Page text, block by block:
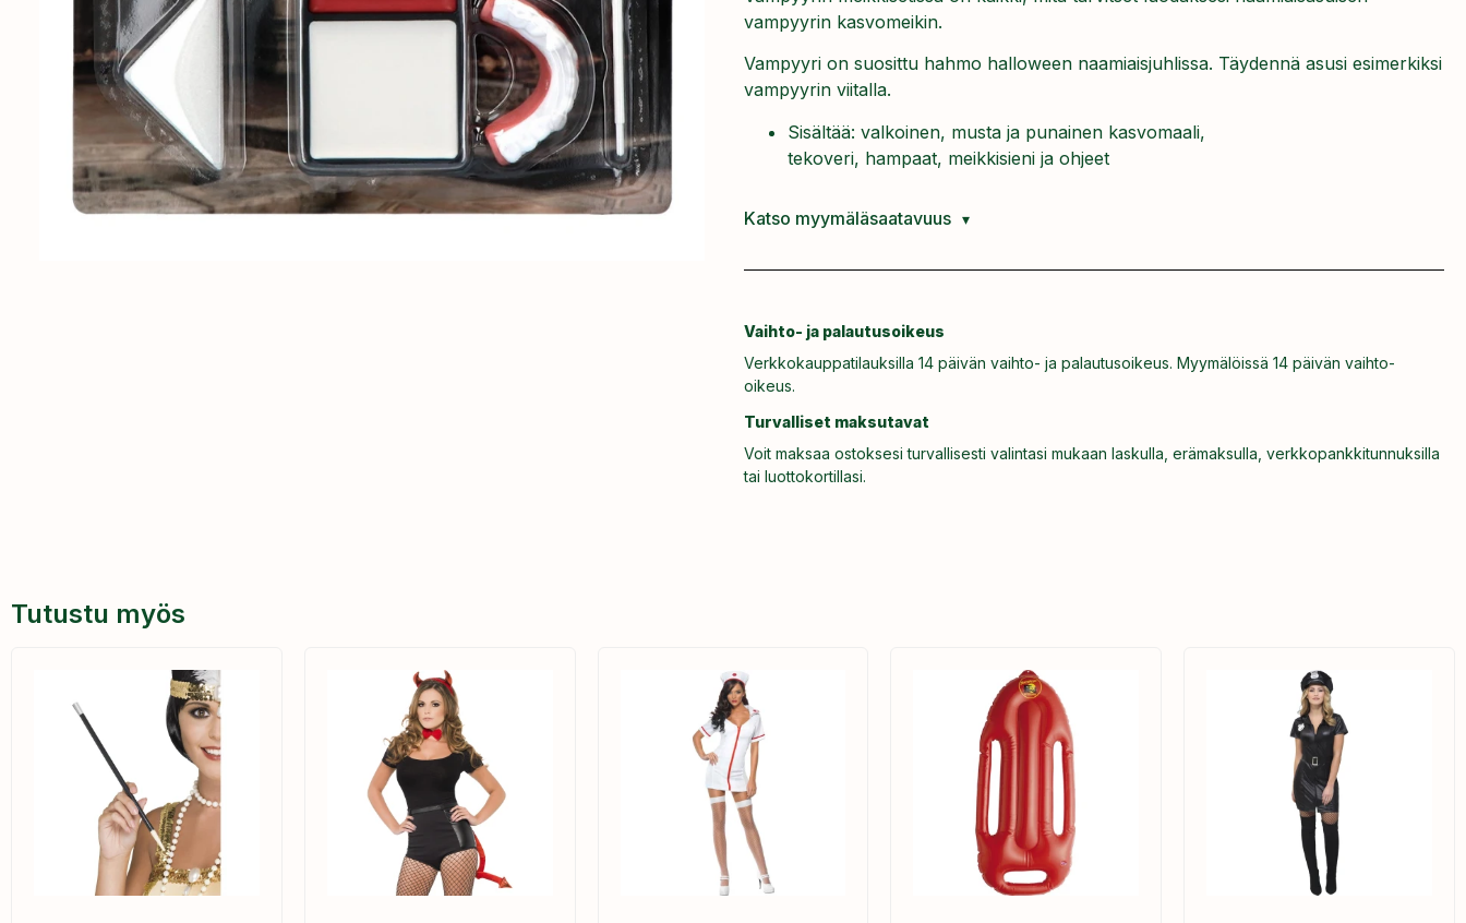
vampyyrin kasvomeikin.
Vampyyri on suosittu hahmo halloween naamiaisjuhlissa. Täydennä asusi esimerkiksi
vampyyrin viitalla.
Sisältää: valkoinen, musta ja punainen kasvomaali,
tekoveri, hampaat, meikkisieni ja ohjeet
Katso myymäläsaatavuus
Vaihto- ja palautusoikeus
Verkkokauppatilauksilla 14 päivän vaihto- ja palautusoikeus. Myymälöissä 14 päivän vaihto-
oikeus.
Turvalliset maksutavat
Voit maksaa ostoksesi turvallisesti valintasi mukaan laskulla, erämaksulla, verkkopankkitunnuksilla
tai luottokortillasi.
Tutustu myös